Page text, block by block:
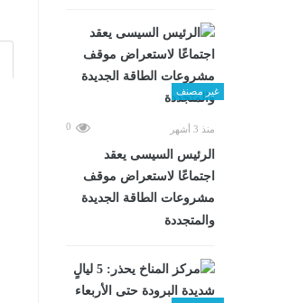
غير مصنف
منذ 3 أشهر 0
الرئيس السيسى يعقد
اجتماعًا لاستعراض موقف
مشروعات الطاقة الجديدة
والمتجددة